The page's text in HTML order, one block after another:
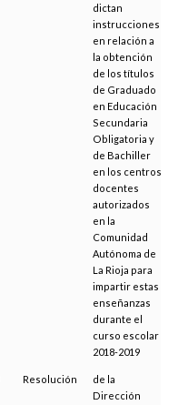
dictan
instrucciones
en relación a
la obtención
de los títulos
de Graduado
en Educación
Secundaria
Obligatoria y
de Bachiller
en los centros
docentes
autorizados
en la
Comunidad
Autónoma de
La Rioja para
impartir estas
enseñanzas
durante el
curso escolar
2018-2019
Resolución
de la
Dirección